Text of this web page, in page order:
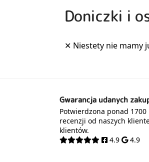
Doniczki i
Gwarancja udanych
Potwierdzona ponad 1700
recenzji od naszych
klientów.
4.9
4.9